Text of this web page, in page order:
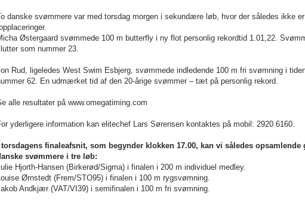
danske svømmere var med torsdag morgen i sekundære løb, hvor der således ikke
Østergaard svømmede 100 m butterfly i ny flot personlig rekordtid 1.01,22.
som nummer 23.
Rud, ligeledes West Swim Esbjerg, svømmede indledende 100 m fri svømning i
62. En udmærket tid af den 20-årige svømmer – tæt på personlig rekord.
alle resultater på www.omegatiming.com
yderligere information kan elitechef Lars Sørensen kontaktes på mobil: 2920 6160.
I torsdagens finaleafsnit, som begynder klokken 17.00, kan vi således
svømmere i tre løb:
Hjorth-Hansen (Birkerød/Sigma) i finalen i 200 m individuel medley.
Ørnstedt (Frem/STO95) i finalen i 100 m rygsvømning.
Andkjær (VAT/VI39) i semifinalen i 100 m fri svømning.